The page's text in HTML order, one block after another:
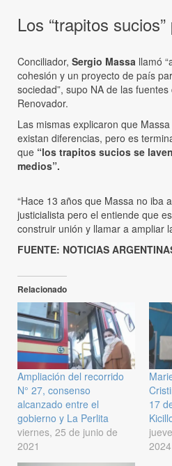
Los “trapitos
Conciliador, Sergio Massa llamó
cohesión y un proyecto de país
sociedad”, supo NA de las
Renovador.
Las mismas explicaron que
existan diferencias, pero es
que “los trapitos sucios se
medios”.
“Hace 13 años que Massa no iba
justicialista pero el entiende que
construir unión y llamar a ampliar
FUENTE: NOTICIAS
Relacionado
Ampliación del recorrido
N° 27, consenso
alcanzado entre el
gobierno y La Perlita
viernes, 25 de junio de
2021
17
2024